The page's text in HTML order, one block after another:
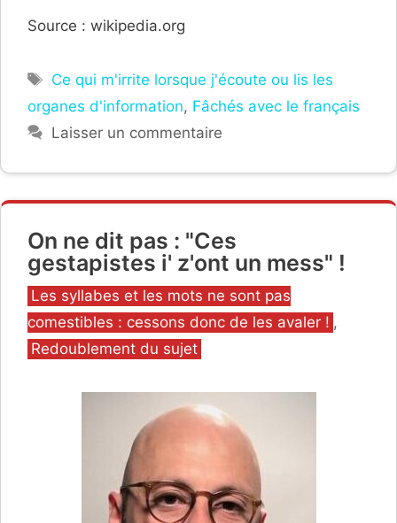
Source : wikipedia.org
Étiquettes
Ce qui m'irrite lorsque j'écoute ou lis les
organes d'information, Fâchés avec le français
Laisser un commentaire
On ne dit pas : "Ces
gestapistes i' z'ont un mess" !
Catégories
Les syllabes et les mots ne sont pas
comestibles : cessons donc de les avaler ! ,
Redoublement du sujet